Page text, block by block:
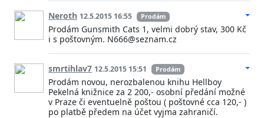
Neroth 12.5.2015 16:55 Prodám
Prodám Gunsmith Cats 1, velmi dobrý stav, 300 Kč
i s poštovným. N666@seznam.cz
smrtihlav7 12.5.2015 15:51 Prodám
Prodám novou, nerozbalenou knihu Hellboy
Pekelná knižnice za 2 200,- osobní předání možné
v Praze či eventuelně poštou ( poštovné cca 120,- )
po platbě předem na účet vyjma zahraničí.